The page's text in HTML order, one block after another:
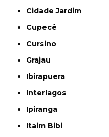
Cidade Jardim
Cupecê
Cursino
Grajau
Ibirapuera
Interlagos
Ipiranga
Itaim Bibi